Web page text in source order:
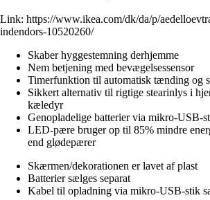
Link: https://www.ikea.com/dk/da/p/
indendors-10520260/
Skaber hyggestemning derhjemme
Nem betjening med bevægelsessensor
Timerfunktion til automatisk tænding og
Sikkert alternativ til rigtige stearinlys i
kæledyr
Genopladelige batterier via mikro-USB-
LED-pære bruger op til 85% mindre
end glødepærer
Skærmen/dekorationen er lavet af plast
Batterier sælges separat
Kabel til opladning via mikro-USB-stik